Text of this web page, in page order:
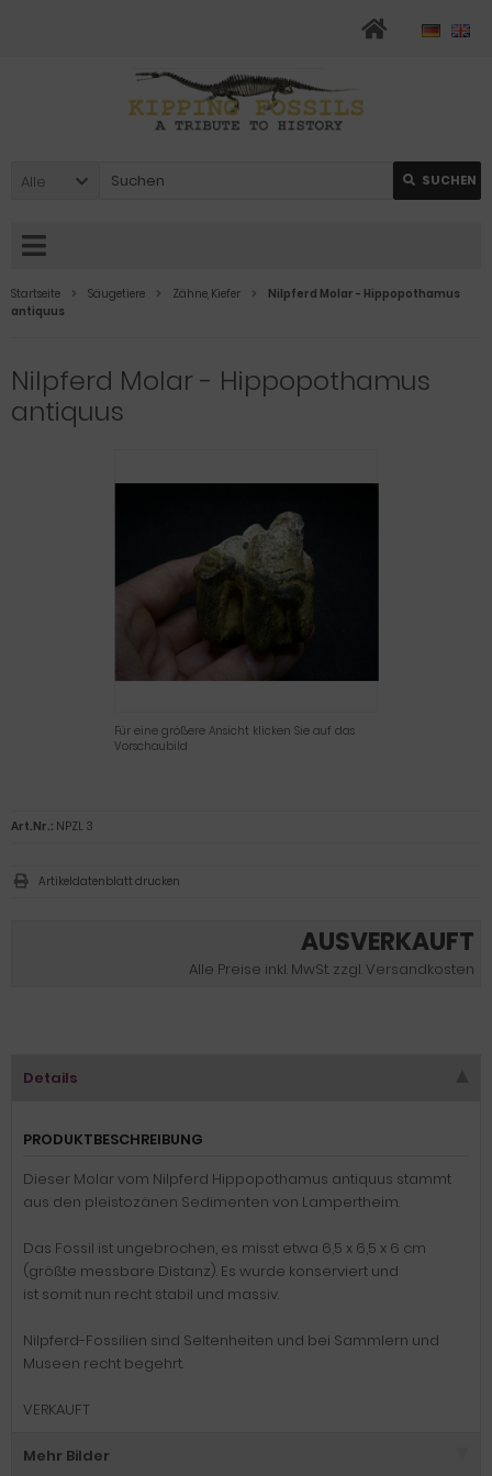
Alle SUCHEN
Startseite Säugetiere Zähne, Kiefer
Nilpferd Molar - Hippopothamus
antiquus
Nilpferd Molar - Hippopothamus
antiquus
Für eine größere Ansicht klicken Sie auf das
Vorschaubild
AUSVERKAUFT
Alle Preise inkl. MwSt. zzgl. Versandkosten
Art.Nr.: NPZL 3
Artikeldatenblatt drucken
Details
PRODUKTBESCHREIBUNG
Dieser Molar vom Nilpferd Hippopothamus antiquus stammt
aus den pleistozänen Sedimenten von Lampertheim.
Das Fossil ist ungebrochen, es misst etwa 6,5 x 6,5 x 6 cm
(größte messbare Distanz). Es wurde konserviert und
ist somit nun recht stabil und massiv.
Nilpferd-Fossilien sind Seltenheiten und bei Sammlern und
Museen recht begehrt.
VERKAUFT
Mehr Bilder